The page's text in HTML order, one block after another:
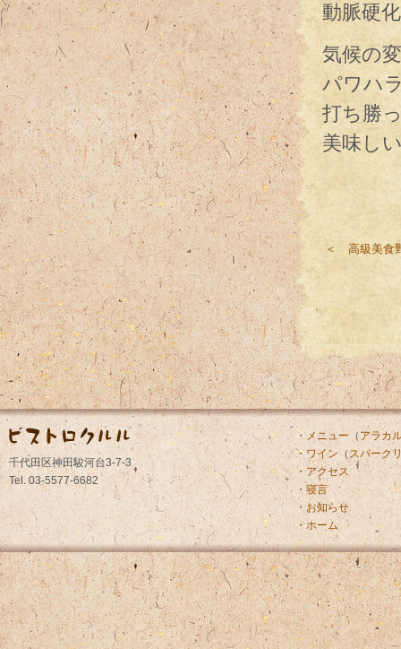
動脈硬
気候の
パワハ
打ち勝
美味し
＜ 高級美食
千代田区神田駿河台3-7-3
Tel. 03-5577-6682
・メニュー（ アラカ
・ワイン （スパーク
・アクセス
・寝言
・お知らせ
・ホーム